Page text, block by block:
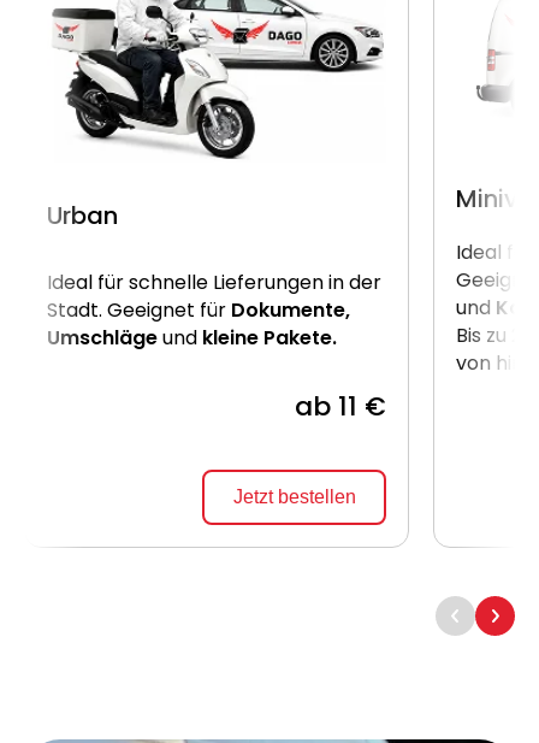
Urban
Ideal für schnelle Lieferungen in der
Stadt. Geeignet für Dokumente,
Umschlägeund kleine Pakete.
ab 11 €
Jetzt bestellen
Ideal für
und
Bis zu 2
von